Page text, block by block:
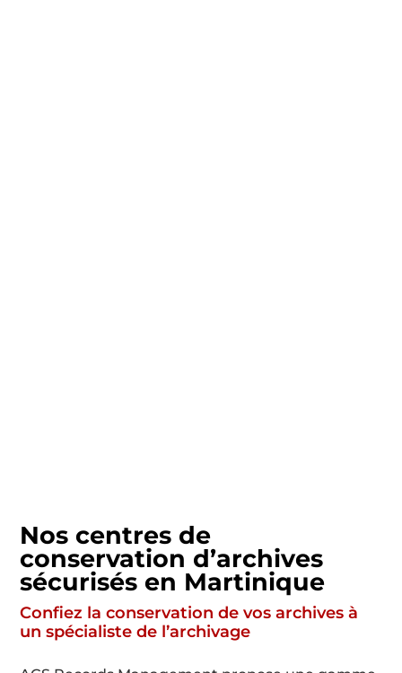
Nos centres de
conservation d’archives
sécurisés en Martinique
Confiez la conservation de vos archives à
un spécialiste de l’archivage